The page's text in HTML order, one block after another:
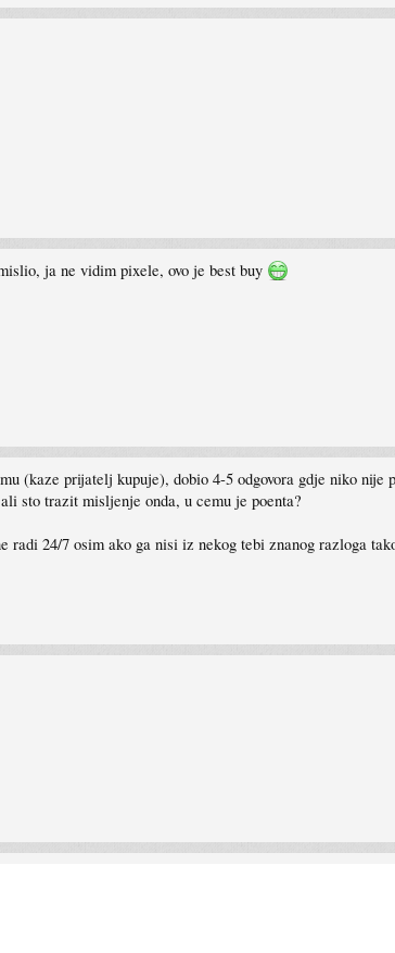
ja ne vidim pixele, ovo je best buy
(kaze prijatelj kupuje), dobio 4-5 odgovora gdje niko
sto trazit misljenje onda, u cemu je poenta?
24/7 osim ako ga nisi iz nekog tebi znanog razloga